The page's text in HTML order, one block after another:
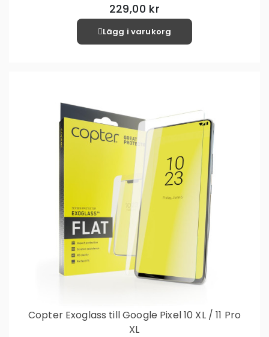
229,00 kr
Lägg i varukorg
Copter Exoglass till Google Pixel 10 XL / 11 Pro
XL